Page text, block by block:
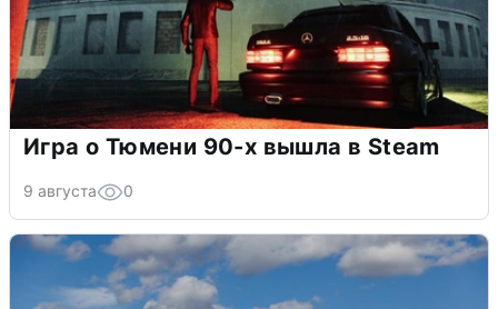
Игра о Тюмени 90-х вышла в Steam
9 августа 0